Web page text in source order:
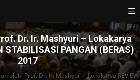
Dr. Ir. Mashyuri – Lokakarya
STABILISASI PANGAN (BERAS)
2017
oleh: Prof. Dr. Ir. Mashyuri – Lokakarya REVIEW